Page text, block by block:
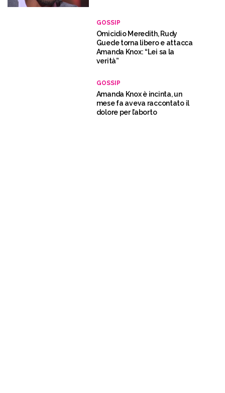
GOSSIP
Omicidio Meredith, Rudy
Guede torna libero e attacca
Amanda Knox: “Lei sa la
verità”
GOSSIP
Amanda Knox è incinta, un
mese fa aveva raccontato il
dolore per l’aborto